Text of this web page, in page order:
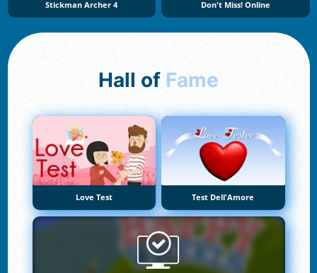
Stickman Archer 4 Don't Miss! Online
Hall of Fame
Love Test Test Dell'Amore